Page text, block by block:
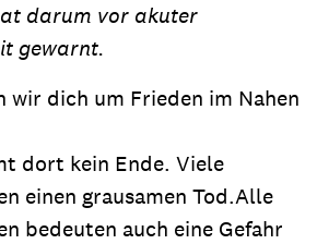
darum vor akuter
gewarnt.
dich um Frieden im Nahen
dort kein Ende. Viele
einen grausamen Tod.Alle
bedeuten auch eine Gefahr